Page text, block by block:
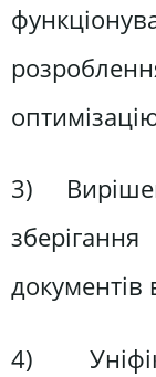
3)
документів
4)